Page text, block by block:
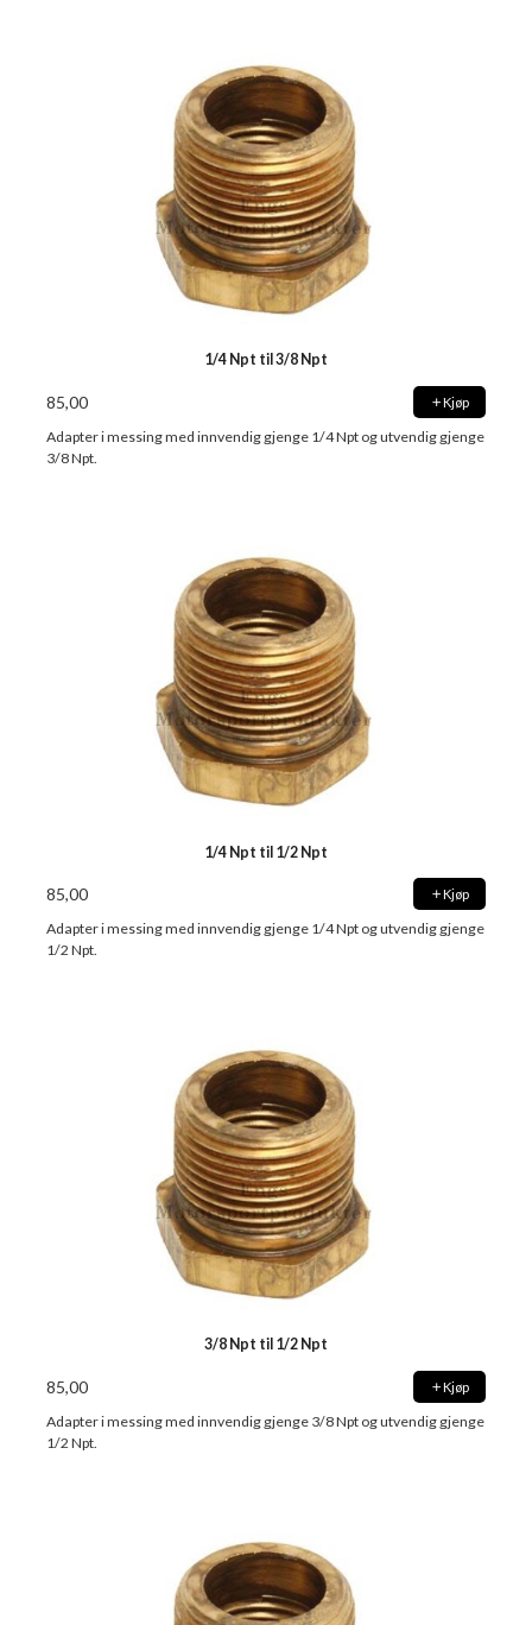
1/4 Npt til 3/8 Npt
85,00 Kjøp
Adapter i messing med innvendig gjenge 1/4 Npt og utvendig gjenge
3/8 Npt.
1/4 Npt til 1/2 Npt
85,00 Kjøp
Adapter i messing med innvendig gjenge 1/4 Npt og utvendig gjenge
1/2 Npt.
3/8 Npt til 1/2 Npt
85,00 Kjøp
Adapter i messing med innvendig gjenge 3/8 Npt og utvendig gjenge
1/2 Npt.